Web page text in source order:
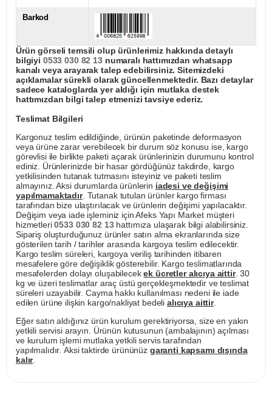
Barkod
Ürün görseli temsili olup ürünlerimiz hakkında detaylı
bilgiyi 0533 030 82 13numaralı hattımızdan whatsapp
kanalı veya arayarak talep edebilirsiniz. Sitemizdeki
açıklamalar sürekli olarak güncellenmektedir. Bazı detaylar
sadece kataloglarda yer aldığı için mutlaka destek
hattımızdan bilgi talep etmenizi tavsiye ederiz.
Teslimat Bilgileri
Kargonuz teslim edildiğinde, ürünün paketinde deformasyon
veya ürüne zarar verebilecek bir durum söz konusu ise, kargo
görevlisi ile birlikte paketi açarak ürünlerinizin durumunu kontrol
ediniz. Ürünlerinizde bir hasar gördüğünüz takdirde, kargo
yetkilisinden tutanak tutmasını isteyiniz ve paketi teslim
almayınız. Aksi durumlarda ürünlerin iadesi ve değişimi
yapılmamaktadır. Tutanak tutulan ürünler kargo firması
tarafından bize ulaştırılacak ve ürünlerin değişimi yapılacaktır.
Değişim veya iade işleminiz için Afeks Yapı Market müşteri
hizmetleri0533 030 82 13hattımıza ulaşarak bilgi alabilirsiniz.
Sipariş oluşturduğunuz ürünler satın alma ekranlarında size
gösterilen tarih / tarihler arasında kargoya teslim edilecektir.
Kargo teslim süreleri, kargoya veriliş tarihinden itibaren
mesafelere göre değişiklik gösterebilir. Kargo teslimatlarında
mesafelerden dolayı oluşabilecekek ücretler alıcıya aittir. 30
kg ve üzeri teslimatlar araç üstü gerçekleşmektedir ve teslimat
süreleri uzayabilir. Cayma hakkı kullanılması nedeni ile iade
edilen ürüne ilişkin kargo/nakliyat bedeli alıcıya aittir.
Eğer satın aldığınız ürün kurulum gerektiriyorsa, size en yakın
yetkili servisi arayın. Ürünün kutusunun (ambalajının) açılması
ve kurulum işlemi mutlaka yetkili servis tarafından
yapılmalıdır. Aksi taktirde ürününüz garanti kapsamı dışında
kalır.